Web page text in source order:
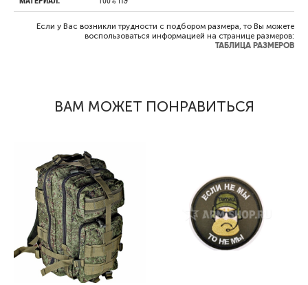
Если у Вас возникли трудности с подбором размера, то Вы можете
воспользоваться информацией на странице размеров:
ТАБЛИЦА РАЗМЕРОВ
ВАМ МОЖЕТ ПОНРАВИТЬСЯ